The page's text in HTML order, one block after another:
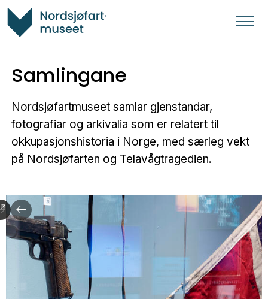
Samlingane
Nordsjøfartmuseet samlar gjenstandar,
fotografiar og arkivalia som er relatert til
okkupasjonshistoria i Norge, med særleg vekt
på Nordsjøfarten og Telavågtragedien.